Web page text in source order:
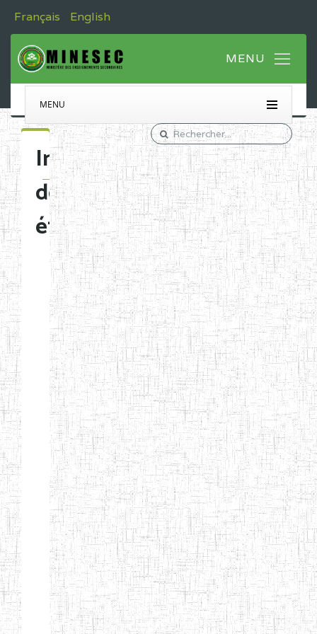
Français English
MENU
Immatriculation
des
établissements
Etablissements
d'enseignement
normal
ENI
Chercher:
Effacer les filtres
Denomination
Type